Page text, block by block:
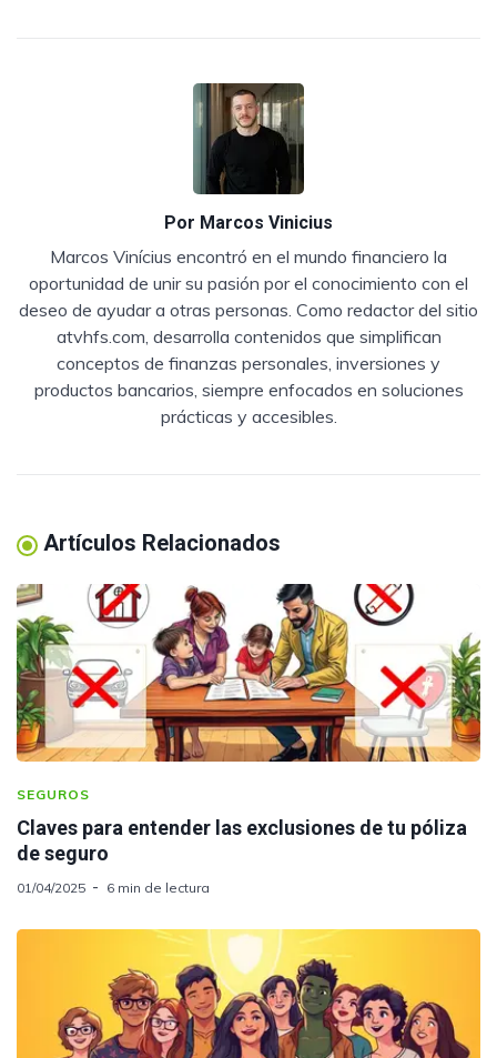
Por Marcos Vinicius
Marcos Vinícius encontró en el mundo financiero la
oportunidad de unir su pasión por el conocimiento con el
deseo de ayudar a otras personas. Como redactor del sitio
atvhfs.com, desarrolla contenidos que simplifican
conceptos de finanzas personales, inversiones y
productos bancarios, siempre enfocados en soluciones
prácticas y accesibles.
Artículos Relacionados
SEGUROS
Claves para entender las exclusiones de tu póliza
de seguro
01/04/2025 6 min de lectura